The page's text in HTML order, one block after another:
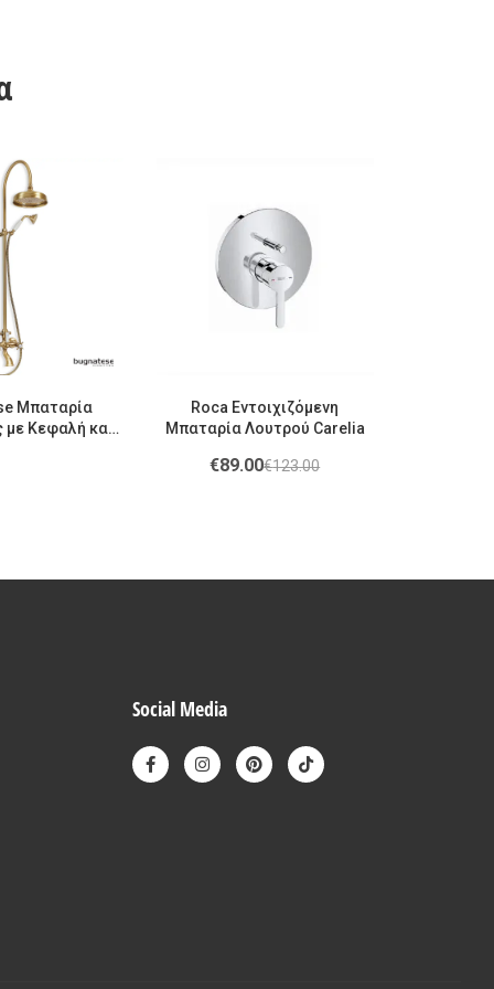
Μπαταρία
με Κεφαλή και
Roca Εντοιχιζόμενη
Μπαταρία Λουτρού Carelia
€123.00
€89.00
Social Media